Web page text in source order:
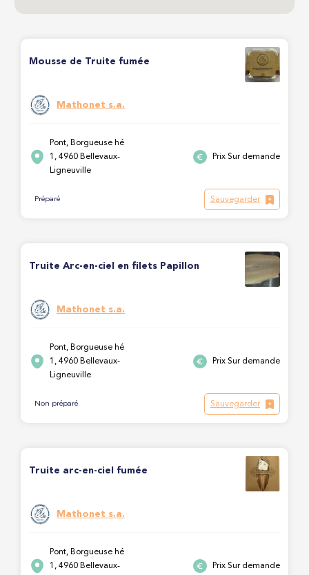
Mousse de Truite fumée
Mathonet s.a.
Pont, Borgueuse hé
1, 4960 Bellevaux-
Ligneuville
Prix Sur demande
Préparé Sauvegarder
Truite Arc-en-ciel en filets Papillon
Mathonet s.a.
Pont, Borgueuse hé
1, 4960 Bellevaux-
Ligneuville
Prix Sur demande
Non préparé Sauvegarder
Truite arc-en-ciel fumée
Mathonet s.a.
Pont, Borgueuse hé
1, 4960 Bellevaux-
Prix Sur demande